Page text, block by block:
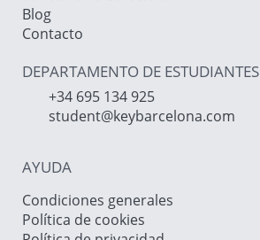
Blog
Contacto
DEPARTAMENTO DE ESTUDIANTES
+34 695 134 925
student@keybarcelona.com
AYUDA
Condiciones generales
Política de cookies